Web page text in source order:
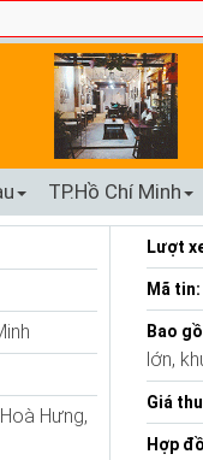
TP.Hồ Chí Minh
Hưng,
Lượt
Mã tin:
Bao
lớn,
Giá
Hợp